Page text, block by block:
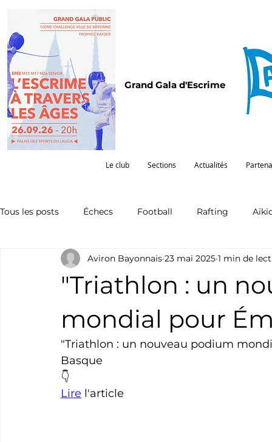
Grand Gala d'Escrime
Le club Sections Actualités
Tous les posts Échecs Football Rafting
Omnisports Partenariat Pelote Pentathlon
Tennis
Cyclotourisme
"Triathlon : un
mondial pour
Aviron Bayonnais 23 mai 2025 1 min de
"Triathlon : un nouveau podium
Basque
👇
Lire l'article